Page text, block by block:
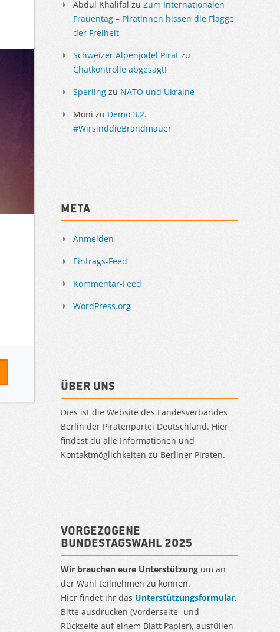
Abdul Khalifal zu Zum Internationalen
Frauentag – Piratinnen hissen die Flagge
der Freiheit
Schweizer Alpenjodel Pirat zu
Chatkontrolle abgesagt!
Sperling zu NATO und Ukraine
Moni zu Demo 3.2.
#WirsinddieBrandmauer
Meta
Anmelden
Eintrags-Feed
Kommentar-Feed
WordPress.org
Über uns
Dies ist die Website des Landesverbandes
Berlin der Piratenpartei Deutschland. Hier
findest du alle Informationen und
Kontaktmöglichkeiten zu Berliner Piraten.
Vorgezogene
Bundestagswahl 2025
Wir brauchen eure Unterstützung um an
der Wahl teilnehmen zu können.
Hier findet ihr das Unterstützungsformular.
Bitte ausdrucken (Vorderseite- und
Rückseite auf einem Blatt Papier), ausfüllen